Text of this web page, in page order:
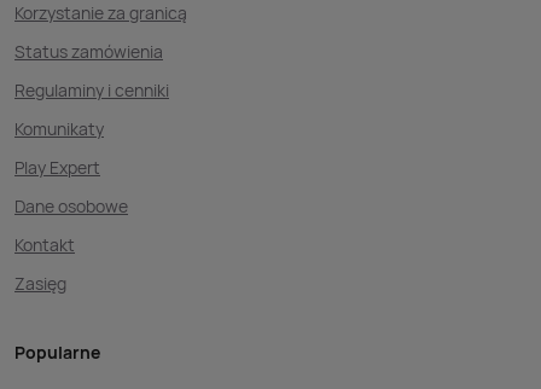
Korzystanie za granicą
Status zamówienia
Regulaminy i cenniki
Komunikaty
Play Expert
Dane osobowe
Kontakt
Zasięg
Popularne